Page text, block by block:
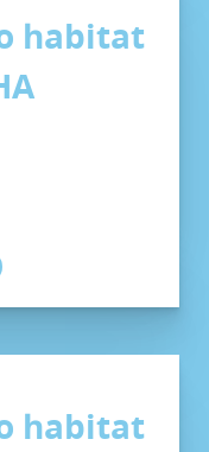
habitat
habitat